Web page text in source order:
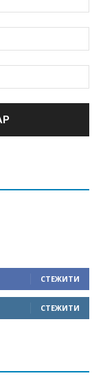
СТЕЖИТИ
СТЕЖИТИ